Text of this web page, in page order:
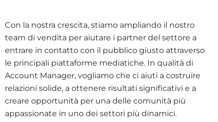
Con la nostra crescita, stiamo ampliando il nostro
team di vendita per aiutare i partner del settore a
entrare in contatto con il pubblico giusto attraverso
le principali piattaforme mediatiche. In qualità di
Account Manager, vogliamo che ci aiuti a costruire
relazioni solide, a ottenere risultati significativi e a
creare opportunità per una delle comunità più
appassionate in uno dei settori più dinamici.